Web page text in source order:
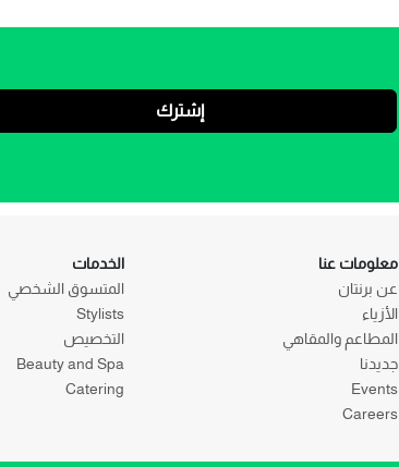
إشترك
معلومات عنا
عن برنتان
الأزياء
المطاعم والمقاهي
جديدنا
Events
Careers
الخدمات
المتسوق الشخصي
Stylists
التخصيص
Beauty and Spa
Catering